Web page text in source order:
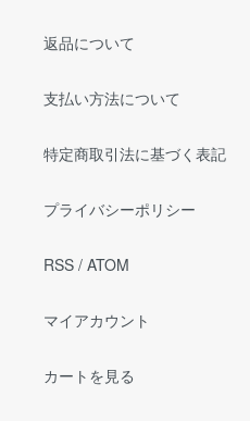
返品について
支払い方法について
特定商取引法に基づく表記
プライバシーポリシー
RSS / ATOM
マイアカウント
カートを見る